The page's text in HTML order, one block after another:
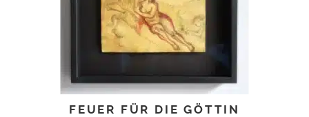
FEUER FÜR DIE GÖTTIN